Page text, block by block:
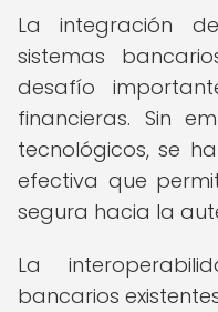
La integración
sistemas
desafío
financieras. Sin
tecnológicos, se
efectiva que
segura hacia la
La
bancarios